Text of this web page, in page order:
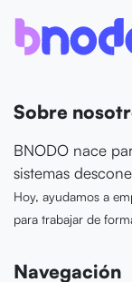
Sobre
BNODO nace
sistemas
Hoy, ayudamos a
para trabajar de
Navegación